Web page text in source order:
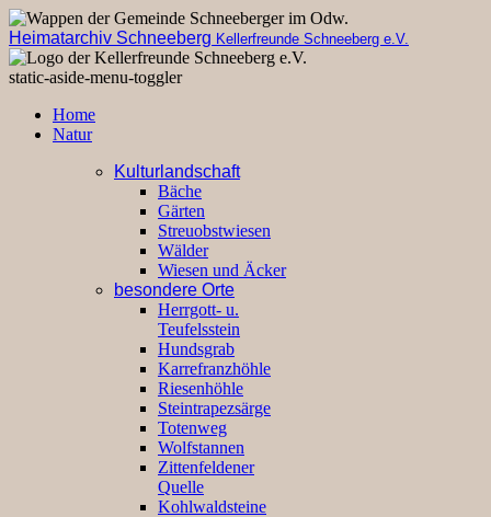
Heimatarchiv Schneeberg Kellerfreunde Schneeberg e.V.
static-aside-menu-toggler
Home
Natur
Kulturlandschaft
Bäche
Gärten
Streuobstwiesen
Wälder
Wiesen und Äcker
besondere Orte
Herrgott- u.
Teufelsstein
Hundsgrab
Karrefranzhöhle
Riesenhöhle
Steintrapezsärge
Totenweg
Wolfstannen
Zittenfeldener
Quelle
Kohlwaldsteine